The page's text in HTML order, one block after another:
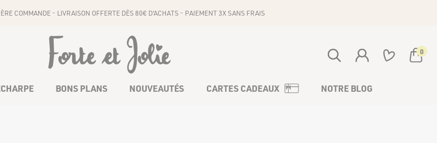
COMMANDE - LIVRAISON OFFERTE DÈS 80€ D'ACHATS - PAIEMENT 3X SANS FRAIS
0
Votre panier est vide
BONS PLANS NOUVEAUTÉS CARTES CADEAUX NOTRE BLOG